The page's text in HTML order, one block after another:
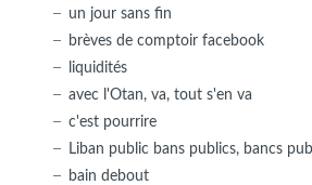
un jour sans fin
brèves de comptoir facebook
liquidités
avec l'Otan, va, tout s'en va
c'est pourrire
Liban public bans publics, bancs
bain debout